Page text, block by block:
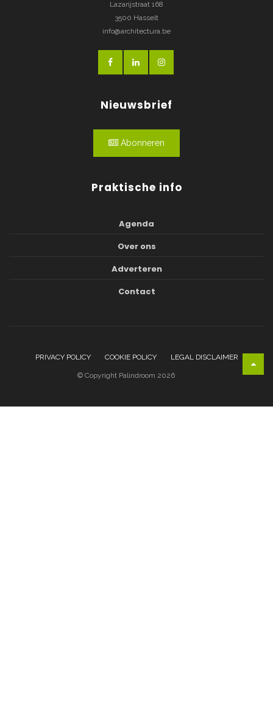
Lazarijstraat 168
3500 Hasselt
info@architectura.be
Nieuwsbrief
Abonneren
Praktische info
Agenda
Over ons
Adverteren
Contact
PRIVACY POLICY COOKIE POLICY LEGAL DISCLAIMER
© Copyright Palindroom 2026